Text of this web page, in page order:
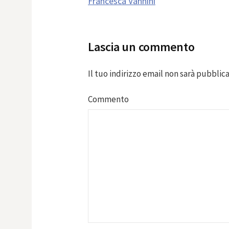
Lascia un commento
Il tuo indirizzo email non sarà
Commento